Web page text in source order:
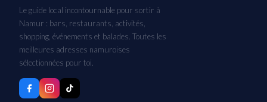
Le guide local incontournable pour sortir à
Namur : bars, restaurants, activités,
shopping, événements et balades. Toutes les
meilleures adresses namuroises
sélectionnées pour toi.